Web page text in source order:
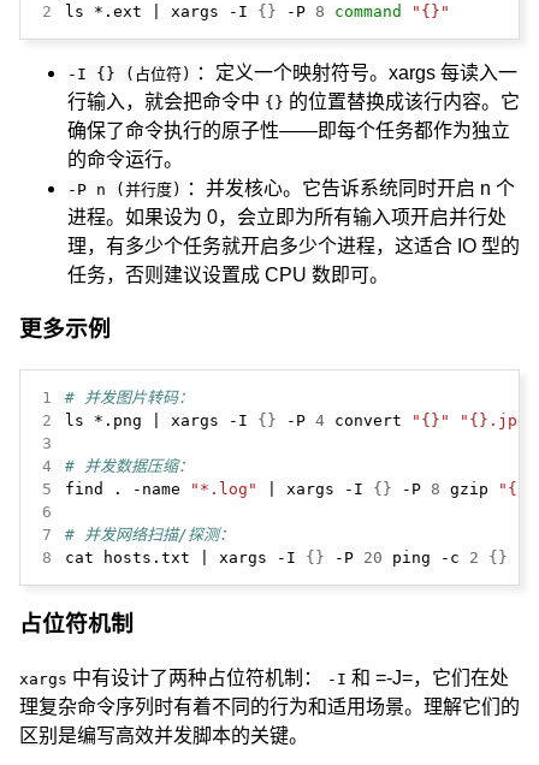
2
ls *.ext | xargs -I {} -P 8 command "{}"
-I {} (占位符)
：定义一个映射符号。xargs 每读入一
行输入，就会把命令中 {} 的位置替换成该行内容。它
确保了命令执行的原子性——即每个任务都作为独立
的命令运行。
-P n (并行度)
：并发核心。它告诉系统同时开启 n 个
进程。如果设为 0，会立即为所有输入项开启并行处
理，有多少个任务就开启多少个进程，这适合 IO 型的
任务，否则建议设置成 CPU 数即可。
更多示例
1
# 并发图片转码：
2
ls *.png | xargs -I {} -P 4 convert "{}"
"{}.jpg"
3
4
# 并发数据压缩：
5
find . -name "*.log" | xargs -I {} -P 8 gzip
"{}"
6
7
# 并发网络扫描/探测：
8
cat hosts.txt | xargs -I {} -P 20 ping -c 2 {}
占位符机制
xargs 中有设计了两种占位符机制： -I 和 =-J=，它们在处
理复杂命令序列时有着不同的行为和适用场景。理解它们的
区别是编写高效并发脚本的关键。